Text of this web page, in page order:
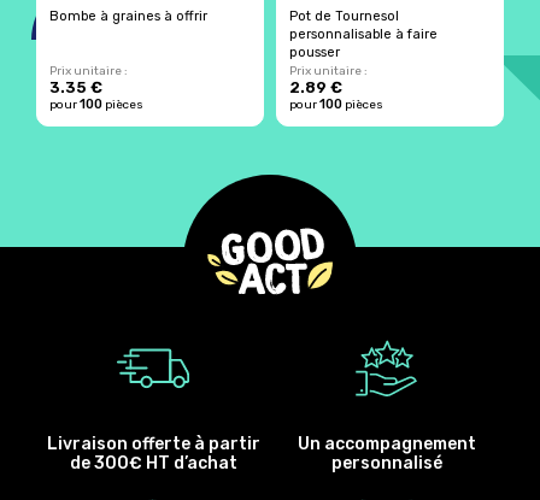
Bombe à graines à offrir
Prix unitaire :
3.35 €
pour100 pièces
Pot de Tournesol
personnalisable à faire
pousser
Prix unitaire :
2.89 €
pour100 pièces
Livraison offerte à partir
de 300€ HT d’achat
Un accompagnement
personnalisé